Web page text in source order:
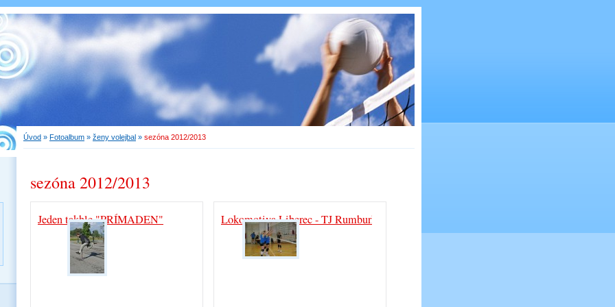
Úvod » Fotoalbum » ženy volejbal » sezóna 2012/2013
sezóna 2012/2013
Jeden takhle "PRÍMADEN" Lokomotiva Liberec - TJ Rumburk